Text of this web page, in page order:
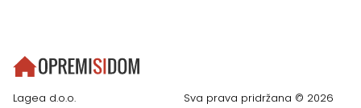
Lagea d.o.o.
Sva prava pridržana © 2026